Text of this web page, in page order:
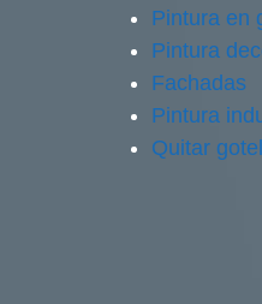
Pintura en
Pintura
Fachadas
Pintura
Quitar